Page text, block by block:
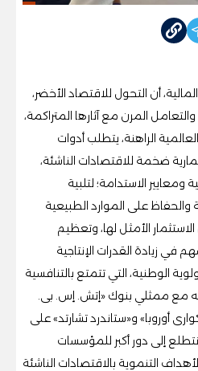
أن التحول للاقتصاد الأخضر،
المرن مع آثارها المتراكمة،
الراهنة، يتطلب أدوات
ضخمة للاقتصادات الناشئة،
ومعايير الاستدامة؛ لتلبية
والحفاظ على الموارد الطبيعية
الأمثل لها، وتعظيم
في زيادة القدرات الإنتاجية
الوطنية، التي تتمتع بالتنافسية
مع ممثلي بنوك «إتش. إس. بى.
أوروبا» و«ستاندرد تشارتد» على
إلى دور أكبر للمؤسسات
التنموية بالاقتصادات الناشئة